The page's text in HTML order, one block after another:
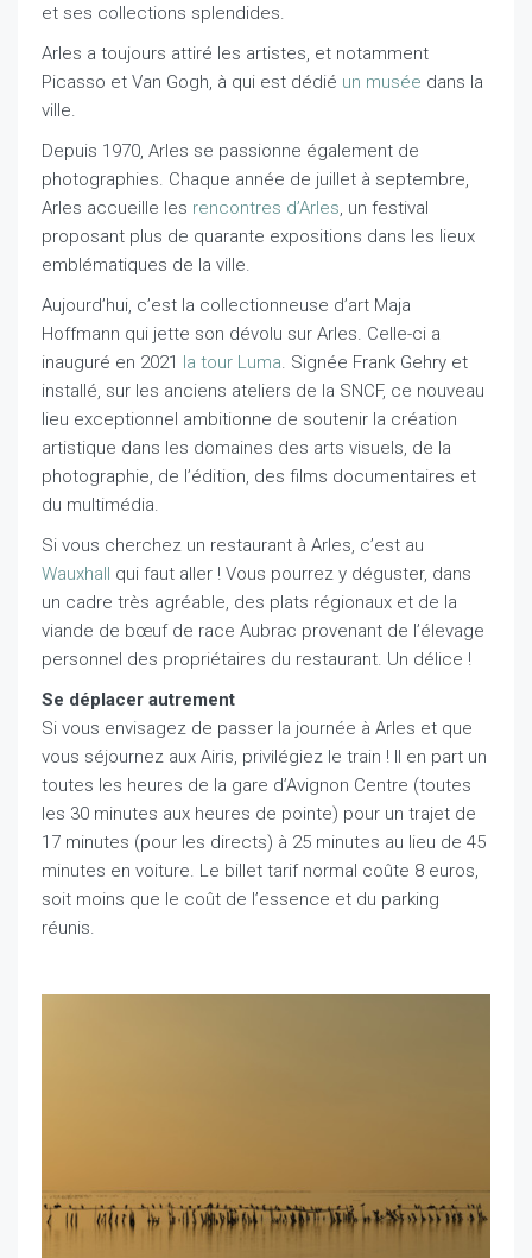
et ses collections splendides.
Arles a toujours attiré les artistes, et notamment
Picasso et Van Gogh, à qui est dédié un musée dans la
ville.
Depuis 1970, Arles se passionne également de
photographies. Chaque année de juillet à septembre,
Arles accueille les rencontres d’Arles , un festival
proposant plus de quarante expositions dans les lieux
emblématiques de la ville.
Aujourd’hui, c’est la collectionneuse d’art Maja
Hoffmann qui jette son dévolu sur Arles. Celle-ci a
inauguré en 2021 la tour Luma . Signée Frank Gehry et
installé, sur les anciens ateliers de la SNCF, ce nouveau
lieu exceptionnel ambitionne de soutenir la création
artistique dans les domaines des arts visuels, de la
photographie, de l’édition, des films documentaires et
du multimédia.
Si vous cherchez un restaurant à Arles, c’est au
Wauxhall qui faut aller ! Vous pourrez y déguster, dans
un cadre très agréable, des plats régionaux et de la
viande de bœuf de race Aubrac provenant de l’élevage
personnel des propriétaires du restaurant. Un délice !
Se déplacer autrement
Si vous envisagez de passer la journée à Arles et que
vous séjournez aux Airis, privilégiez le train ! Il en part un
toutes les heures de la gare d’Avignon Centre (toutes
les 30 minutes aux heures de pointe) pour un trajet de
17 minutes (pour les directs) à 25 minutes au lieu de 45
minutes en voiture. Le billet tarif normal coûte 8 euros,
soit moins que le coût de l’essence et du parking
réunis.